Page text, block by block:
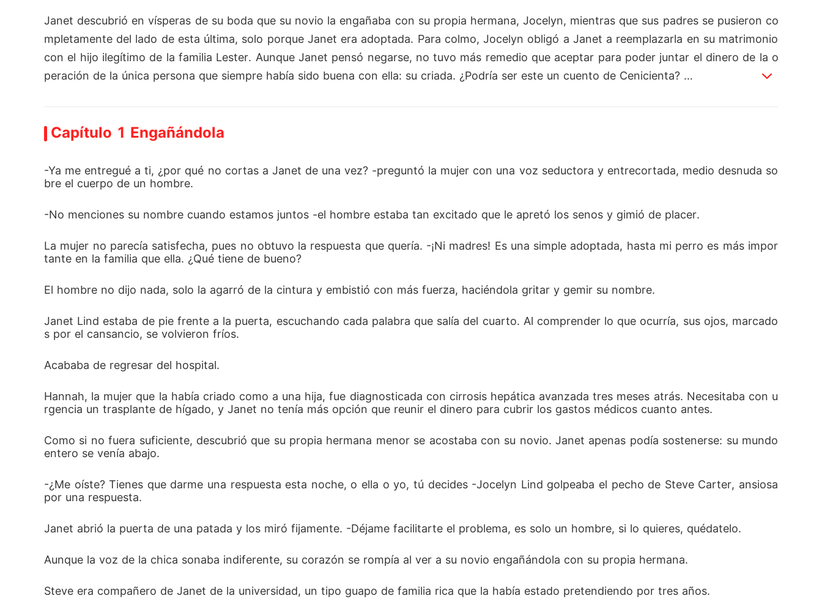
Janet descubrió en vísperas de su boda que su novio la engañaba con su propia hermana, Jocelyn, mientras que sus padres se pusieron co
mpletamente del lado de esta última, solo porque Janet era adoptada. Para colmo, Jocelyn obligó a Janet a reemplazarla en su matrimonio
con el hijo ilegítimo de la familia Lester. Aunque Janet pensó negarse, no tuvo más remedio que aceptar para poder juntar el dinero de la o
peración de la única persona que siempre había sido buena con ella: su criada. ¿Podría ser este un cuento de Cenicienta?
mbargo, en su noche de bodas, tuvo el presentimiento de que su esposa era diferente a lo que había escuchado sobre ella. El destino había
extraño parecido con el impenetrable hombre más rico de la ciudad. ¿Descubriría que Janet se casó con él por su hermana? ¿Sería su matri
monio una historia romántica o un completo desastre?
Capítulo 1 Engañándola
-Ya me entregué a ti, ¿por qué no cortas a Janet de una vez? -preguntó la mujer con una voz seductora y entrecortada, medio desnuda so
bre el cuerpo de un hombre.
-No menciones su nombre cuando estamos juntos -el hombre estaba tan excitado que le apretó los senos y gimió de placer.
La mujer no parecía satisfecha, pues no obtuvo la respuesta que quería. -¡Ni madres! Es una simple adoptada, hasta mi perro es más impor
tante en la familia que ella. ¿Qué tiene de bueno?
El hombre no dijo nada, solo la agarró de la cintura y embistió con más fuerza, haciéndola gritar y gemir su nombre.
Janet Lind estaba de pie frente a la puerta, escuchando cada palabra que salía del cuarto. Al comprender lo que ocurría, sus ojos, marcado
s por el cansancio, se volvieron fríos.
Acababa de regresar del hospital.
Hannah, la mujer que la había criado como a una hija, fue diagnosticada con cirrosis hepática avanzada tres meses atrás. Necesitaba con u
rgencia un trasplante de hígado, y Janet no tenía más opción que reunir el dinero para cubrir los gastos médicos cuanto antes.
Como si no fuera suficiente, descubrió que su propia hermana menor se acostaba con su novio. Janet apenas podía sostenerse: su mundo
entero se venía abajo.
-¿Me oíste? Tienes que darme una respuesta esta noche, o ella o yo, tú decides -Jocelyn Lind golpeaba el pecho de Steve Carter, ansiosa
por una respuesta.
Janet abrió la puerta de una patada y los miró fijamente. -Déjame facilitarte el problema, es solo un hombre, si lo quieres, quédatelo.
Aunque la voz de la chica sonaba indiferente, su corazón se rompía al ver a su novio engañándola con su propia hermana.
Steve era compañero de Janet de la universidad, un tipo guapo de familia rica que la había estado pretendiendo por tres años.